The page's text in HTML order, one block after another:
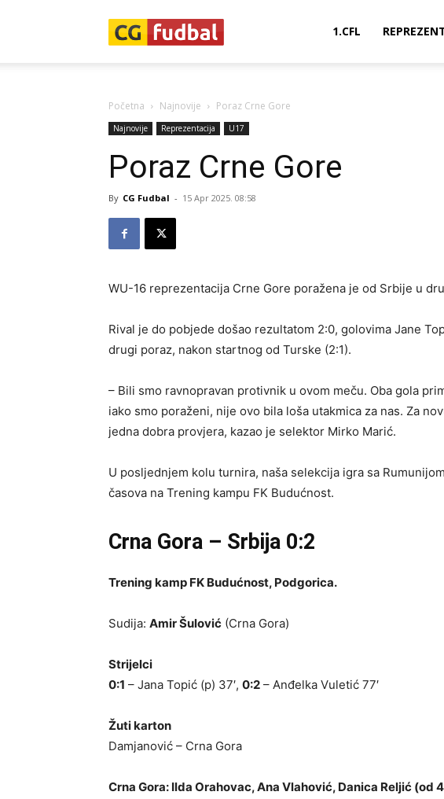
1.CFL
Početna Najnovije Poraz Crne Gore
Najnovije Reprezentacija U17
Poraz Crne Gore
By CG Fudbal - 15 Apr 2025. 08:58
WU-16 reprezentacija Crne Gore poražena je od Srbije u
Rival je do pobjede došao rezultatom 2:0, golovima Jane
drugi poraz, nakon startnog od Turske (2:1).
– Bili smo ravnopravan protivnik u ovom meču. Oba gola
iako smo poraženi, nije ovo bila loša utakmica za nas. Za
jedna dobra provjera, kazao je selektor Mirko Marić.
U posljednjem kolu turnira, naša selekcija igra sa
časova na Trening kampu FK Budućnost.
Crna Gora – Srbija 0:2
Trening kamp FK Budućnost, Podgorica.
Sudija: AmirŠulović (Crna Gora)
Strijelci
0:1 – Jana Topić (p) 37′, 0:2 – Anđelka Vuletić 77′
Žuti karton
Damjanović – Crna Gora
Crna Gora: Ilda Orahovac, Ana Vlahović, Danica Reljić (od